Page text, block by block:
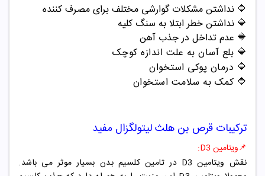
🔷 نداشتن مشکلات گوارشی مختلف برای مصرف کننده
🔷 نداشتن خطر ابتلا به سنگ کلیه
🔷 عدم تداخل در جذب آهن
🔷 بلع آسان به علت اندازه کوچک
🔷 درمان پوکی استخوان
🔷 کمک به سلامت استخوان
ترکیبات قرص بن هلثلیتولگزال مفید
📌ویتامین D3:
نقش ویتامین D3 در تامین کلسیم بدن بسیار موثر می باشد.